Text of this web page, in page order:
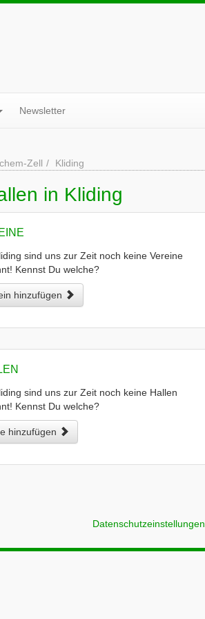
Newsletter
Zell Kliding
in Kliding
sind uns zur Zeit noch keine Vereine
Kennst Du welche?
hinzufügen
sind uns zur Zeit noch keine Hallen
Kennst Du welche?
hinzufügen
Datenschutzeinstellungen